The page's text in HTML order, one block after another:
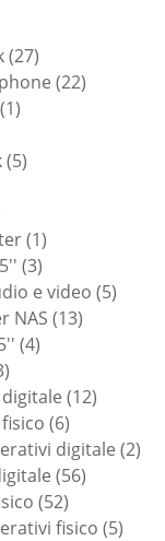
2727
prodotti
2222
11
55
11
prodotto
33
prodotti
e video 55
NAS 1313
44
133
prodotti1212
66
prodotti
digitale 22
5656
5252
prodotti
fisico 55